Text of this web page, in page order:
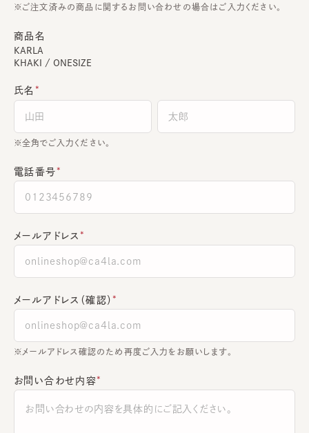
ご注文済みの商品に関するお問い合わせの場合はご入力ください。
商品名
KARLA
KHAKI / ONESIZE
氏名
全角でご入力ください。
電話番号
メールアドレス
メールアドレス（確認）
※メールアドレス確認のため再度ご入力をお願いします。
お問い合わせ内容